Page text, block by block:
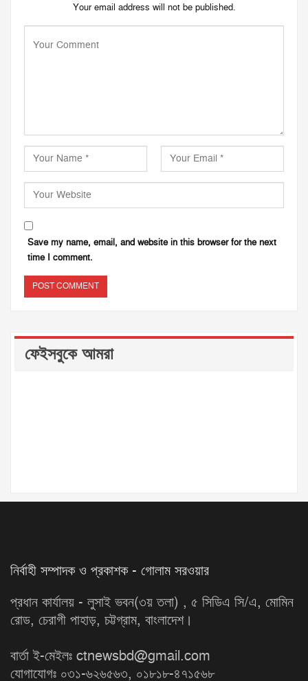
Your email address will not be published.
Save my name, email, and website in this browser for the next
time I comment.
ফেইসবুকে আমরা
নির্বাহী সম্পাদক ও প্রকাশক - গোলাম সরওয়ার
প্রধান কার্যালয় - লুসাই ভবন(৩য় তলা) , ৫ সিডিএ সি/এ, মোমিন
রোড, চেরাগী পাহাড়, চট্টগ্রাম, বাংলাদেশ।
বার্তা ই-মেইলঃ ctnewsbd@gmail.com
যোগাযোগঃ ০৩১-৬২৬৫৬৩, ০১৮১৮-৪৭১৫৬৮